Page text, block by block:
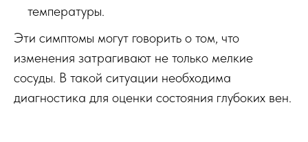
температуры.
Эти симптомы могут говорить о том, что
изменения затрагивают не только мелкие
сосуды. В такой ситуации необходима
диагностика для оценки состояния глубоких вен.